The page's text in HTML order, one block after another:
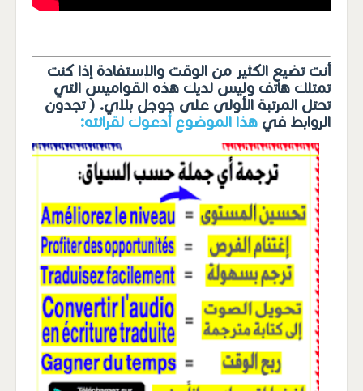
أنت تضيع الكثير من الوقت والإستفادة إذا كنت
تمتلك هاتف وليس لديك هذه القواميس التي
تحتل المرتبة الأولى على جوجل بلاي. ( تجدون
الروابط في هذا الموضوع أدعوك لقرائته: